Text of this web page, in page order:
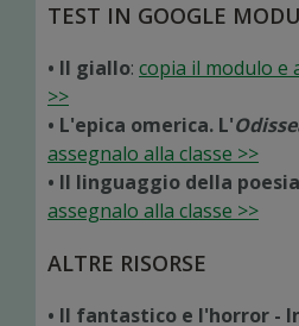
TEST IN GOOGLE
• Il giallo: copia il modulo e
>>
• L'epica omerica. L'
assegnalo alla classe >>
• Il linguaggio della poesia
assegnalo alla classe >>
ALTRE RISORSE
• Il fantastico e l'horror -